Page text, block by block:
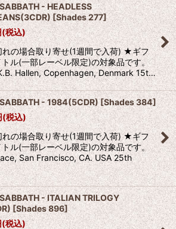
- HEADLESS
[Shades 277]
(税込)
の場合取り寄せ(1週間で入荷) ★ギフ
ル(一部レーベル限定)の対象品です。
Hallen, Copenhagen, Denmark 15t…
- 1984(5CDR) [Shades 384]
(税込)
の場合取り寄せ(1週間で入荷) ★ギフ
ル(一部レーベル限定)の対象品です。
San Francisco, CA. USA 25th
- ITALIAN TRILOGY
[Shades 896]
(税込)